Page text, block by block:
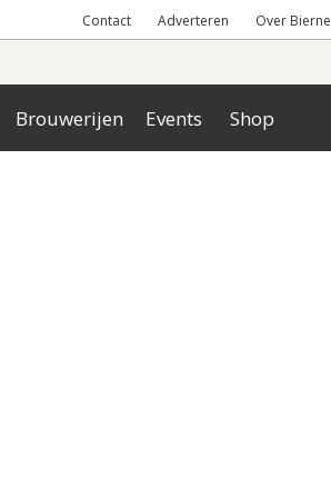
Contact Adverteren Over
Brouwerijen Events Shop